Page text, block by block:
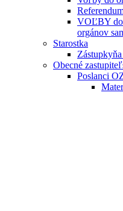
VOĽBY do
orgánov
Starostka
Obecné
Poslanci